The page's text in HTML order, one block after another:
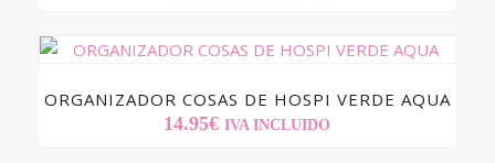
ORGANIZADOR COSAS DE HOSPI VERDE AQUA
14.95€ IVA INCLUIDO